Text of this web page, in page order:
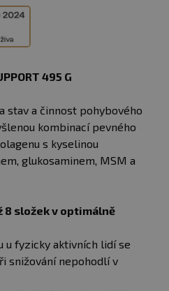
495 G
stav a činnost pohybového
kombinací pevného
s kyselinou
glukosaminem, MSM a
8 složek v optimálně
u fyzicky aktivních lidí se
snižování nepohodlí v